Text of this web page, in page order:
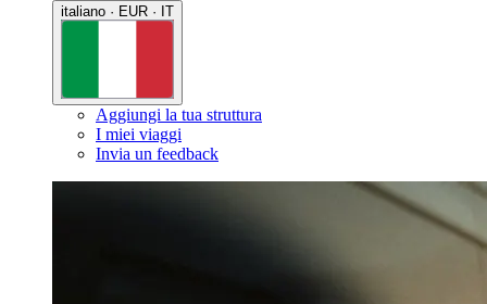
italiano · EUR · IT
Aggiungi la tua struttura
I miei viaggi
Invia un feedback